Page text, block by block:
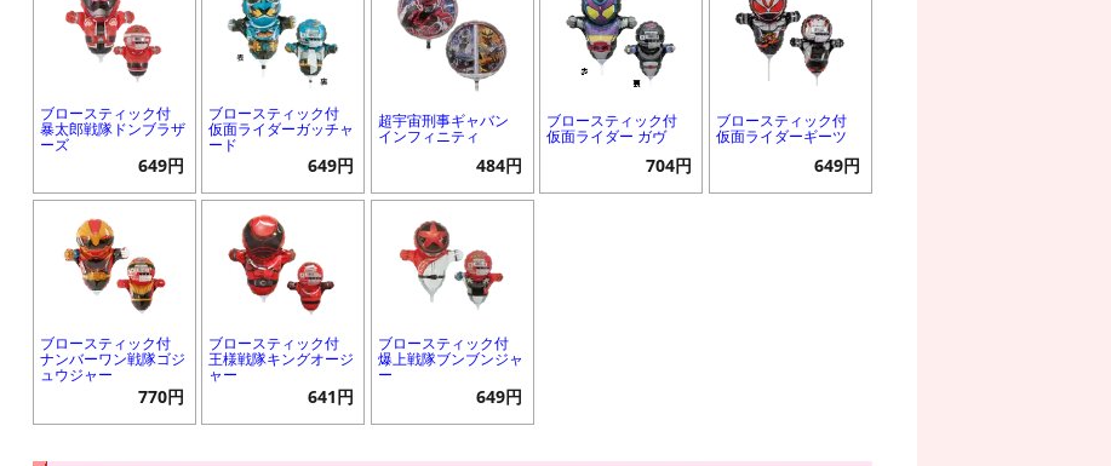
ブロースティック付
暴太郎戦隊ドンブラザ
ーズ
649円
ブロースティック付
仮面ライダーガッチャ
ード
649円
超宇宙刑事ギャバン
インフィニティ
484円
ブロースティック付
仮面ライダー ガヴ
704円
ブロースティック付
仮面ライダーギーツ
649円
ブロースティック付
ナンバーワン戦隊ゴジ
ュウジャー
770円
ブロースティック付
王様戦隊キングオージ
ャー
641円
ブロースティック付
爆上戦隊ブンブンジャ
ー
649円